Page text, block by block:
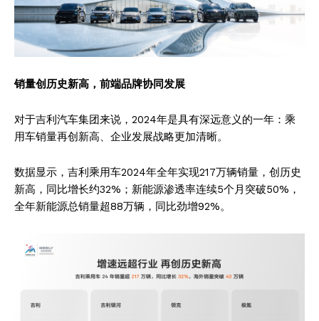
销量创历史新高，前端品牌协同发展
对于吉利汽车集团来说，2024年是具有深远意义的一年：乘
用车销量再创新高、企业发展战略更加清晰。
数据显示，吉利乘用车2024年全年实现217万辆销量，创历史
新高，同比增长约32%；新能源渗透率连续5个月突破50%，
全年新能源总销量超88万辆，同比劲增92%。